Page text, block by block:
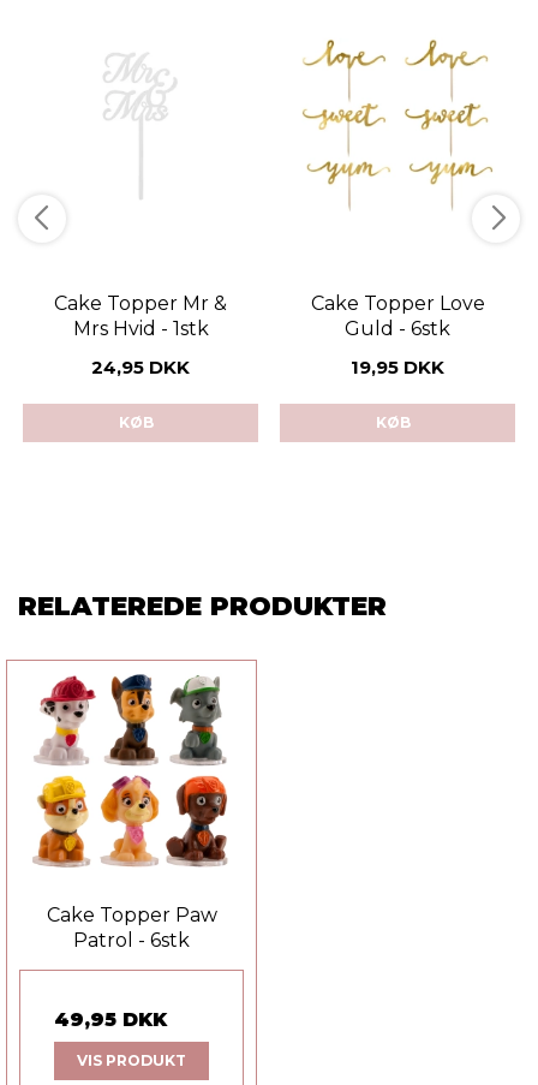
Cake Topper Mr &
Mrs Hvid - 1stk
24,95 DKK
KØB
Cake Topper Love
Guld - 6stk
19,95 DKK
KØB
RELATEREDE PRODUKTER
Cake Topper Paw
Patrol - 6stk
49,95 DKK
VIS PRODUKT